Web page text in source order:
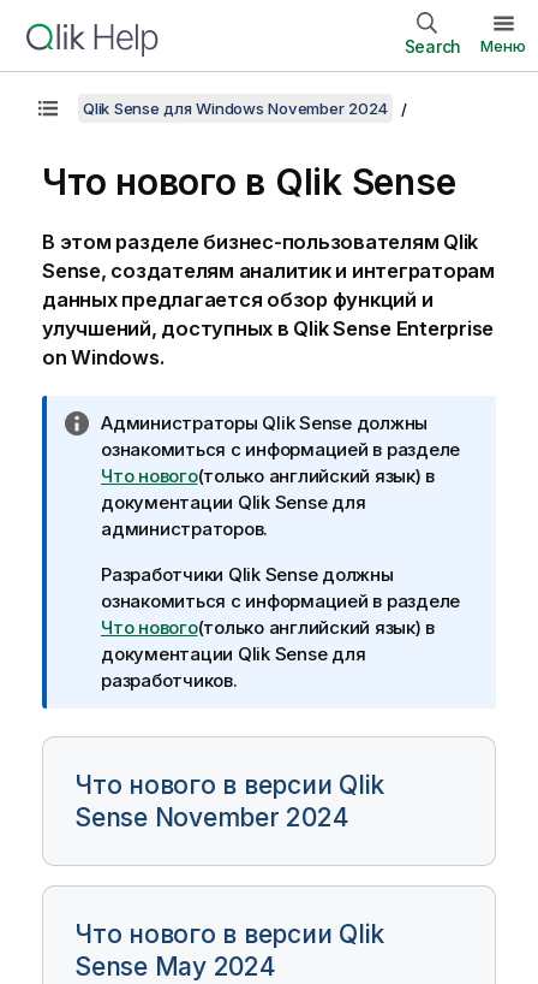
Search Меню
Qlik Sense для Windows November 2024
Что нового в Qlik Sense
В этом разделе бизнес-пользователям Qlik
Sense, создателям аналитик и интеграторам
данных предлагается обзор функций и
улучшений, доступных в Qlik Sense Enterprise
on Windows.
П
р
и
м
е
а
н
и
е
к
н
о
р
а
и
Администраторы Qlik Senseдолжны
ознакомиться с информацией в разделе
Что нового(только английский язык) в
документации Qlik Senseдля
администраторов.
Разработчики Qlik Senseдолжны
ознакомиться с информацией в разделе
Что нового(только английский язык) в
документации Qlik Senseдля
разработчиков.
Что нового в версии Qlik
Sense November 2024
Что нового в версии Qlik
Sense May 2024